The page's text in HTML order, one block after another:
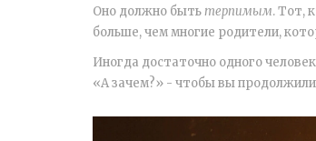
Оно должно бытьтерпимым. Тот,
больше, чем многие родители,
Иногда достаточно одного
«А зачем?» - чтобы вы